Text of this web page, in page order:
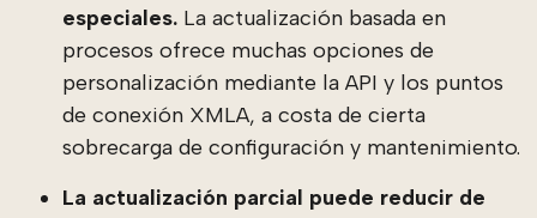
especiales. La actualización basada en
procesos ofrece muchas opciones de
personalización mediante la API y los puntos
de conexión XMLA, a costa de cierta
sobrecarga de configuración y mantenimiento.
La actualización parcial puede reducir de